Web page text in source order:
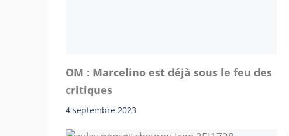
OM : Marcelino est déjà sous le feu des
critiques
4 septembre 2023